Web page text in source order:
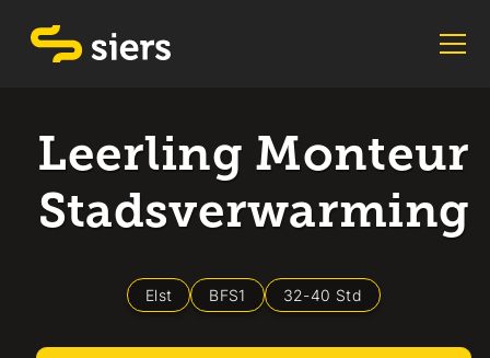
Leerling Monteur
Stadsverwarming
Elst BFS1 32-40 Std